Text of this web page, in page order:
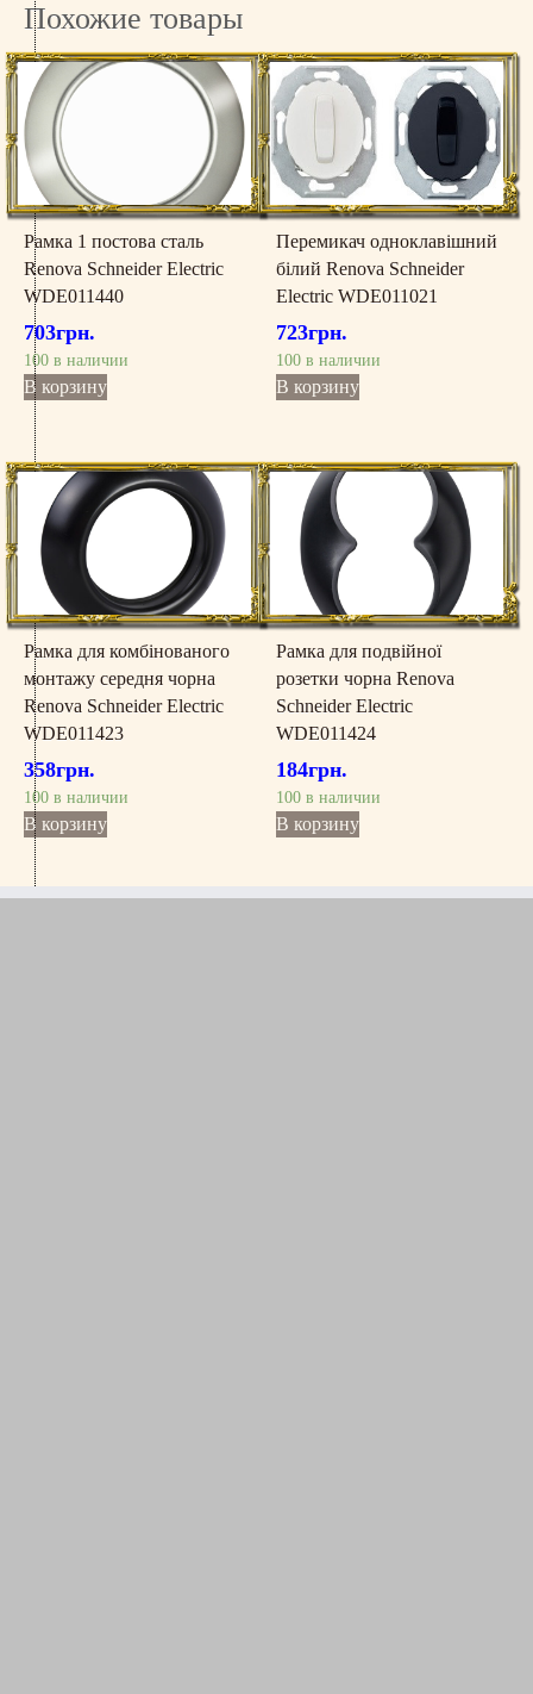
Похожие товары
Рамка 1 постова сталь
Renova Schneider Electric
WDE011440
703грн.
100 в наличии
В корзину
Перемикач одноклавішний
білий Renova Schneider
Electric WDE011021
723грн.
100 в наличии
В корзину
Рамка для комбінованого
монтажу середня чорна
Renova Schneider Electric
WDE011423
358грн.
100 в наличии
В корзину
Рамка для подвійної
розетки чорна Renova
Schneider Electric
WDE011424
184грн.
100 в наличии
В корзину